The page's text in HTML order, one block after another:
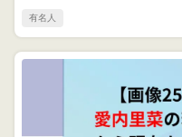
有名人